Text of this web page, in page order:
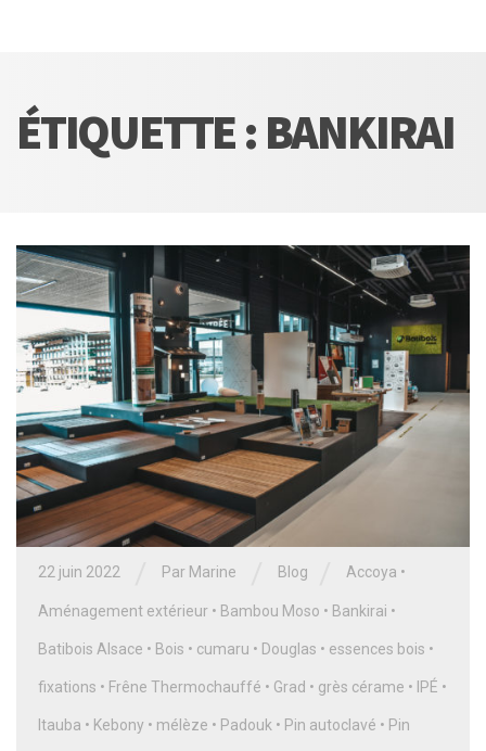
ÉTIQUETTE : BANKIRAI
22 juin 2022 Par Marine Blog Accoya •
Aménagement extérieur • Bambou Moso • Bankirai •
Batibois Alsace • Bois • cumaru • Douglas • essences bois •
fixations • Frêne Thermochauffé • Grad • grès cérame • IPÉ •
Itauba • Kebony • mélèze • Padouk • Pin autoclavé • Pin